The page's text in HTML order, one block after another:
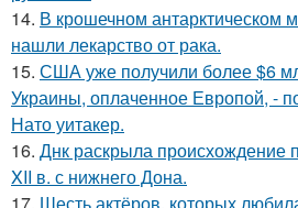
14. В крошечном антарктическом
нашли лекарство от рака.
15. США уже получили более $6
Украины, оплаченное Европой, -
Нато уитакер.
16. Днк раскрыла
XII в. с нижнего Дона.